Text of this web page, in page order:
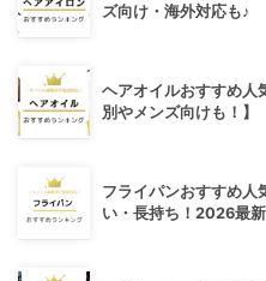
ズ向け・海外対応も♪
ヘアオイルおすすめ人
別やメンズ向けも！】
フライパンおすすめ人
い・長持ち！2026最新